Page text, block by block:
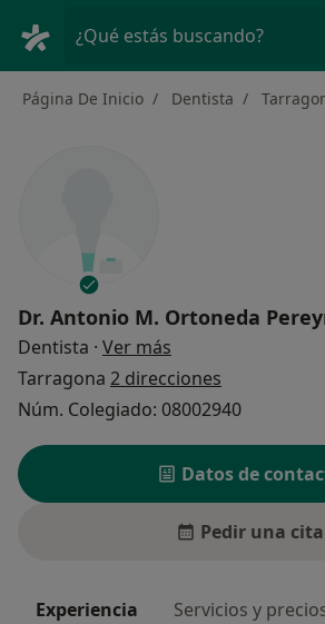
¿Qué estás buscando?
Página De Inicio Dentista
Dr. Antonio M. Ortoneda
Dentista · Ver más
Tarragona 2 direcciones
Núm. Colegiado: 08002940
Datos de
Pedir una cita
Experiencia Servicios y